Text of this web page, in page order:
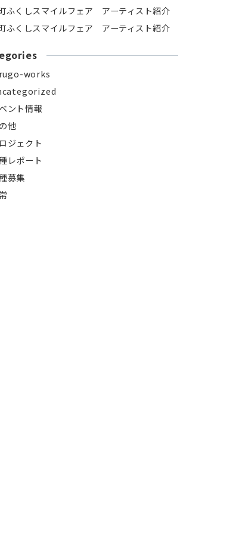
ふくしスマイルフェア アーティスト紹介
ふくしスマイルフェア アーティスト紹介
works
ント情報
他
ジェクト
レポート
募集